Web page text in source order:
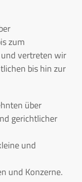
zum
vertreten wir
bis hin zur
über
gerichtlicher
und
und Konzerne.